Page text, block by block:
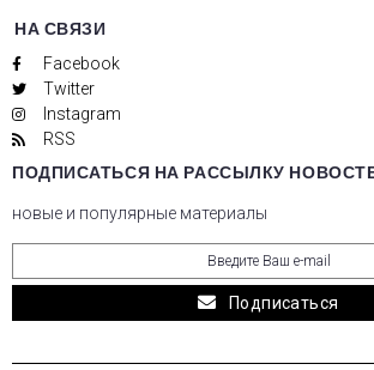
НА СВЯЗИ
Facebook
Twitter
Instagram
RSS
ПОДПИСАТЬСЯ НА РАССЫЛКУ
новые и популярные материалы
Подписаться